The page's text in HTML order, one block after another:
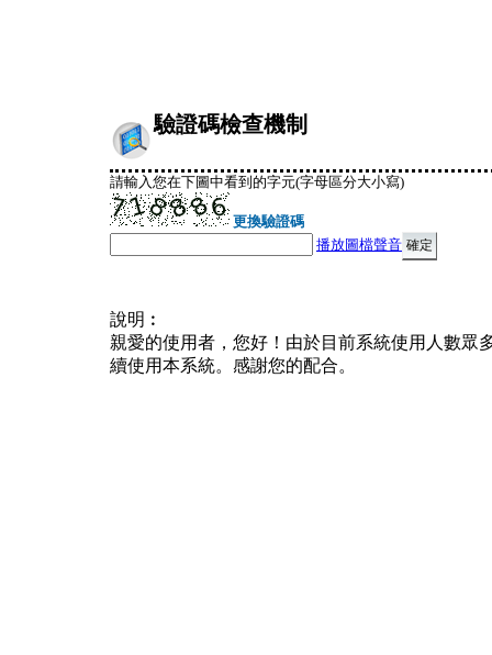
驗證碼檢查機制
請輸入您在下圖中看到的字元(字母區分大小寫)
更換驗證碼
播放圖檔聲音
說明︰
親愛的使用者，您好！由於目前系統使用人數眾
續使用本系統。感謝您的配合。